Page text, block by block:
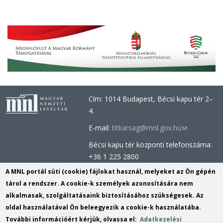
Cím: 1014 Budapest, Bécsi kapu tér 2–
4.
E-mail:titkarsag@mnl.gov.hu(link
sends
mail)
Bécsi kapu tér központi telefonszáma:
+36 1 225 2800
Óbudai épület központi telefonszáma:
+36 1 437 0660
Információs Iroda (Kutatószolgálat):
info@mnl.gov.hu(link
A MNL portál süti (cookie) fájlokat használ, melyeket az Ön gépén
tárol a rendszer. A cookie-k személyek azonosítására nem
alkalmasak, szolgáltatásaink biztosításához szükségesek. Az
oldal használatával Ön beleegyezik a cookie-k használatába.
További információért kérjük, olvassa el:Adatkezelési